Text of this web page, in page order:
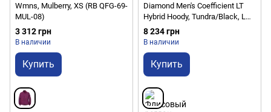
Wmns, Mulberry, XS (RB QFG-69-
MUL-08)
3 312 грн
В наличии
Купить
Diamond Men's Coefficient LT
Hybrid Hoody, Tundra/Black, L
(793661540908)
8 234 грн
В наличии
Купить